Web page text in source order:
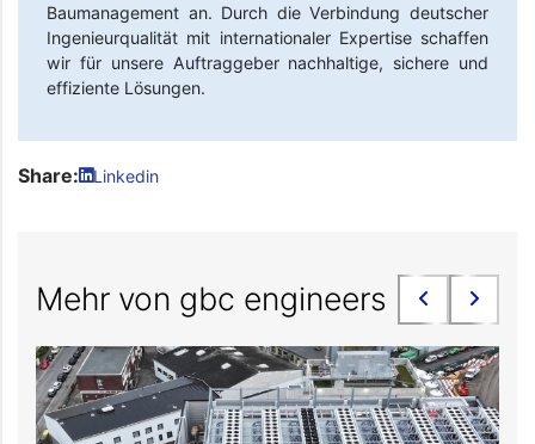
Baumanagement an. Durch die Verbindung deutscher
Ingenieurqualität mit internationaler Expertise schaffen
wir für unsere Auftraggeber nachhaltige, sichere und
effiziente Lösungen.
Share: Linkedin
Mehr von gbc engineers